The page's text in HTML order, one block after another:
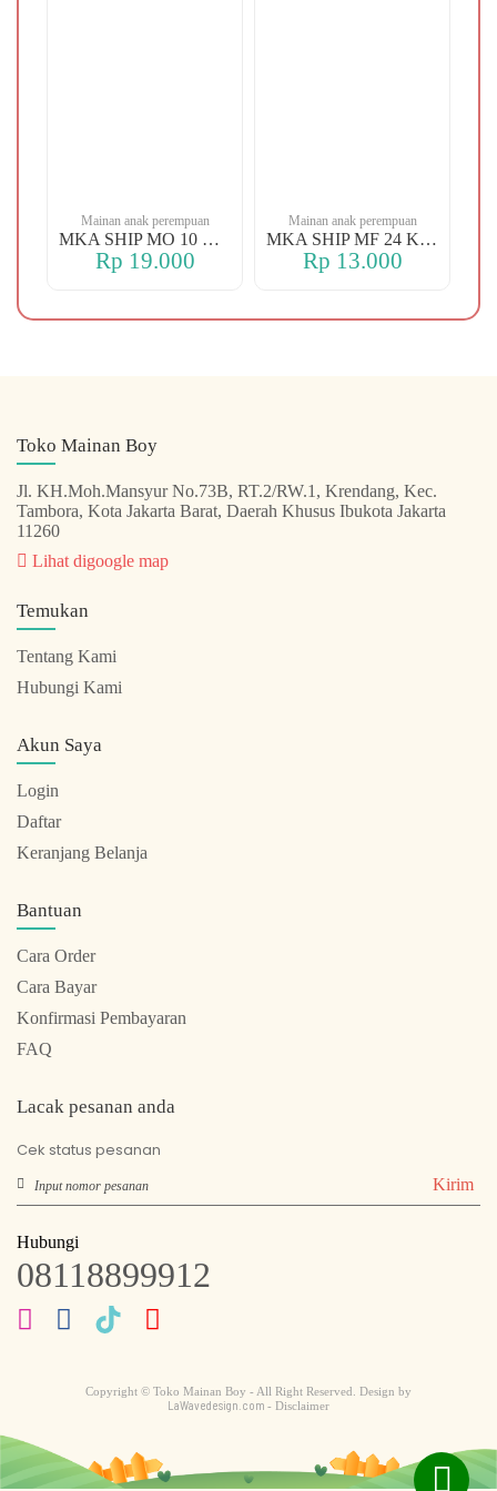
Mainan anak perempuan
MKA SHIP MO 10 CHERRY
Rp 19.000
Mainan anak perempuan
MKA SHIP MF 24 KERANJANG
Rp 13.000
Toko Mainan Boy
Jl. KH.Moh.Mansyur No.73B, RT.2/RW.1, Krendang, Kec.
Tambora, Kota Jakarta Barat, Daerah Khusus Ibukota Jakarta
11260
Lihat digoogle map
Temukan
Tentang Kami
Hubungi Kami
Akun Saya
Login
Daftar
Keranjang Belanja
Bantuan
Cara Order
Cara Bayar
Konfirmasi Pembayaran
FAQ
Lacak pesanan anda
Cek status pesanan
Kirim
Hubungi
08118899912
Copyright © Toko Mainan Boy - All Right Reserved. Design by
LaWavedesign.com - Disclaimer